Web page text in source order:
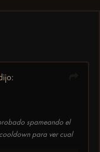
spameando el
para ver cual